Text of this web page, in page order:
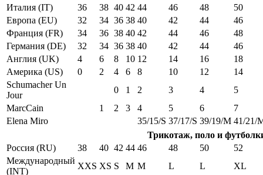
Италия (IT)
36 38 40 42 44 46 48
50
Европа (EU)
32 34 36 38 40 42 44
46
Франция (FR)
34 36 38 40 42 44 46
48
Германия (DE)
32 34 36 38 40 42 44
46
Англия (UK)
4 6 8 10 12 14 16
18
Америка (US)
0 2 4 6 8 10 12
14
Schumacher Un
Jour
0 1 2 3 4
5
MarcCain
1 2 3 4 5 6
7
Elena Miro
35/15/S 37/17/S 39/19/M 41/21/
Трикотаж, поло и
Россия (RU)
38 40 42 44 46 48 50
52
Международный
(INT)
XXS XS S M M L L
XL